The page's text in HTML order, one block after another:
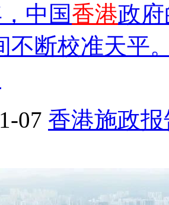
中国香港政
不断校准天平
07 香港施政报